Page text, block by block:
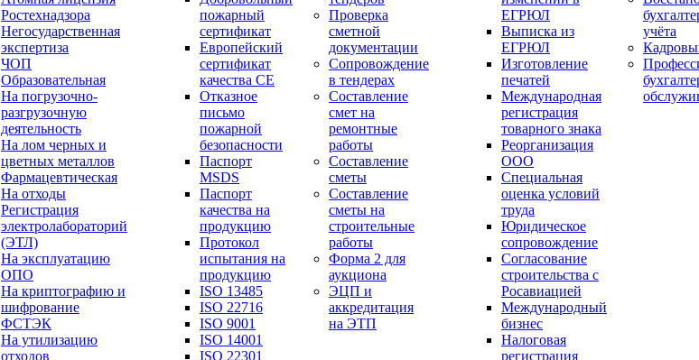
Ростехнадзора
Негосударственная
экспертиза
ЧОП
Образовательная
На погрузочно-
разгрузочную
деятельность
На лом черных и
цветных металлов
Фармацевтическая
На отходы
Регистрация
электролабораторий
(ЭТЛ)
На эксплуатацию
ОПО
На криптографию и
шифрование
ФСТЭК
На утилизацию
отходов
пожарный
сертификат
Европейский
сертификат
качества СЕ
Отказное
письмо
пожарной
безопасности
Паспорт
МSDS
Паспорт
качества на
продукцию
Протокол
испытания на
продукцию
ISO 13485
ISO 22716
ISO 9001
ISO 14001
ISO 22301
Проверка
сметной
документации
Сопровождение
в тендерах
Составление
смет на
ремонтные
работы
Составление
сметы
Составление
сметы на
строительные
работы
Форма 2 для
аукциона
ЭЦП и
аккредитация
на ЭТП
ЕГРЮЛ
Выписка из
ЕГРЮЛ
Изготовление
печатей
Международная
регистрация
товарного знака
Реорганизация
ООО
Специальная
оценка условий
труда
Юридическое
сопровождение
Согласование
строительства с
Росавиацией
Международный
бизнес
Налоговая
регистрация
учёта